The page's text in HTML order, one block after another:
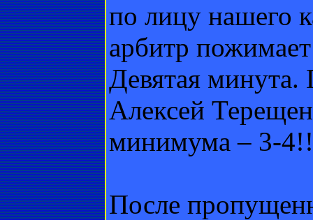
по лицу нашего
арбитр
Девятая минута.
Алексей
минимума – 3-
После